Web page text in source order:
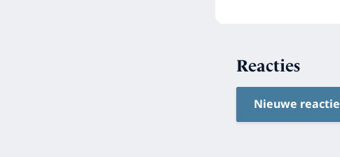
Reacties
Nieuwe reactie